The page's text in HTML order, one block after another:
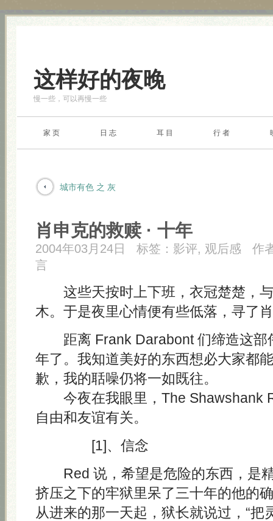
这样好的夜晚
慢一些，可以再慢一些
家 页 日 志 耳 目 行 者
城市有色 之 灰
肖申克的救赎 · 十年
2004年03月24日 标签： 影评, 观后感
作
言
这些天按时上下班，衣冠楚楚，与
木。于是夜里心情便有些低落，寻了
距离 Frank Darabont 们缔造这部
年了。我知道美好的东西想必大家都
歉，我的聒噪仍将一如既往。
今夜在我眼里，The Shawshank
自由和友谊有关。
[1]、信念
Red 说，希望是危险的东西，是
挤压之下的牢狱里呆了三十年的他的
从进来的那一天起，狱长就说过，“把